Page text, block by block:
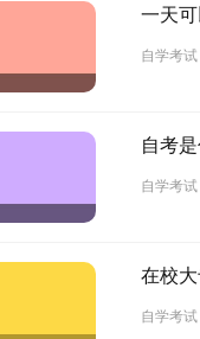
一天
自学考试
自考
自学考试
在校
自学考试